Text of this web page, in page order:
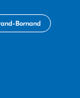
Bornand